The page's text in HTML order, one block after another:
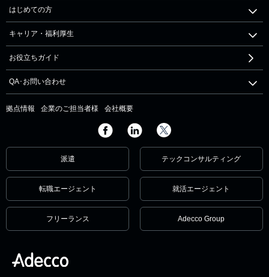
はじめての方
キャリア・福利厚生
お役立ちガイド
QA･お問い合わせ
拠点情報 企業のご担当者様 会社概要
派遣 テックコンサルティング
転職エージェント 就活エージェント
フリーランス Adecco Group